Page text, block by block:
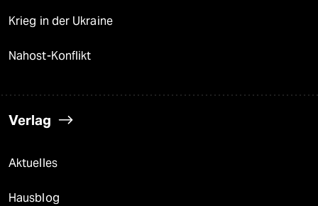
Krieg in der Ukraine
Nahost-Konflikt
Verlag
Aktuelles
Hausblog